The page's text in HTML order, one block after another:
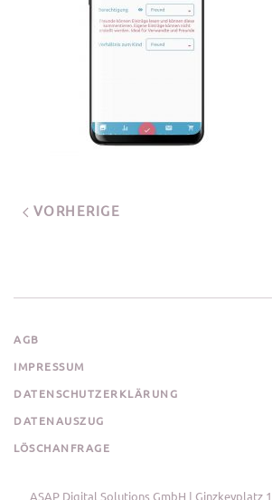
VORHERIGE
AGB
IMPRESSUM
DATENSCHUTZERKLÄRUNG
DATENAUSZUG
LÖSCHANFRAGE
ASAP Digital Solutions GmbH | Ginzkeyplatz